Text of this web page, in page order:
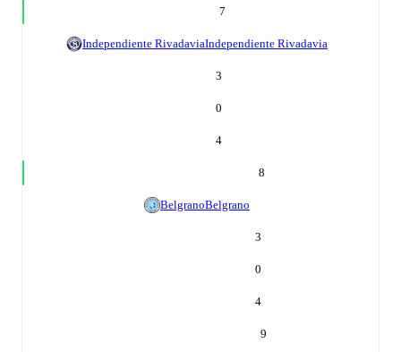
7
Independiente RivadaviaIndependiente Rivadavia
3
0
4
8
BelgranoBelgrano
3
0
4
9